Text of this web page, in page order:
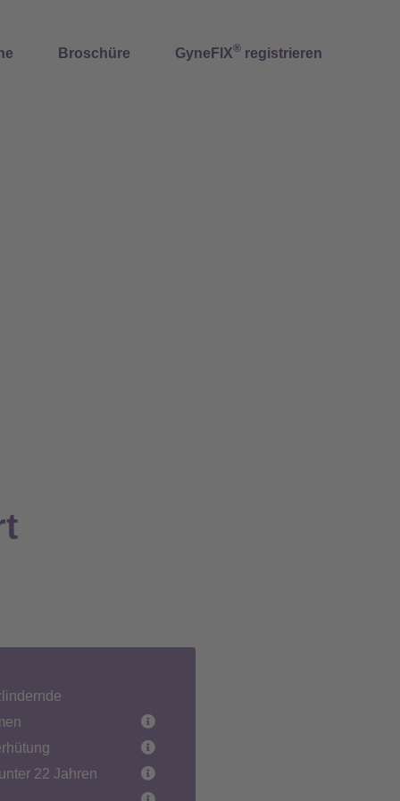
Broschüre GyneFIX® registrieren
22 Jahren